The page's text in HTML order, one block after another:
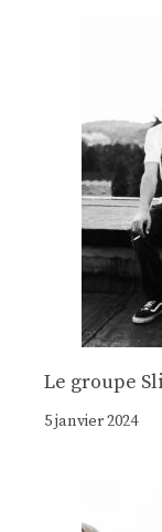
Le groupe
5 janvier 2024